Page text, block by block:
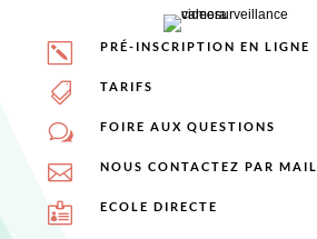
k PRÉ-INSCRIPTION EN LIGNE
 TARIFS
w FOIRE AUX QUESTIONS
 NOUS CONTACTEZ PAR MAIL
 ECOLE DIRECTE